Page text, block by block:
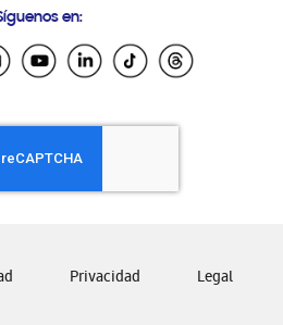
Ecuador
El Salvador
Honduras
Nicaragua
Panamá
Venezuela
en:
Privacidad Legal